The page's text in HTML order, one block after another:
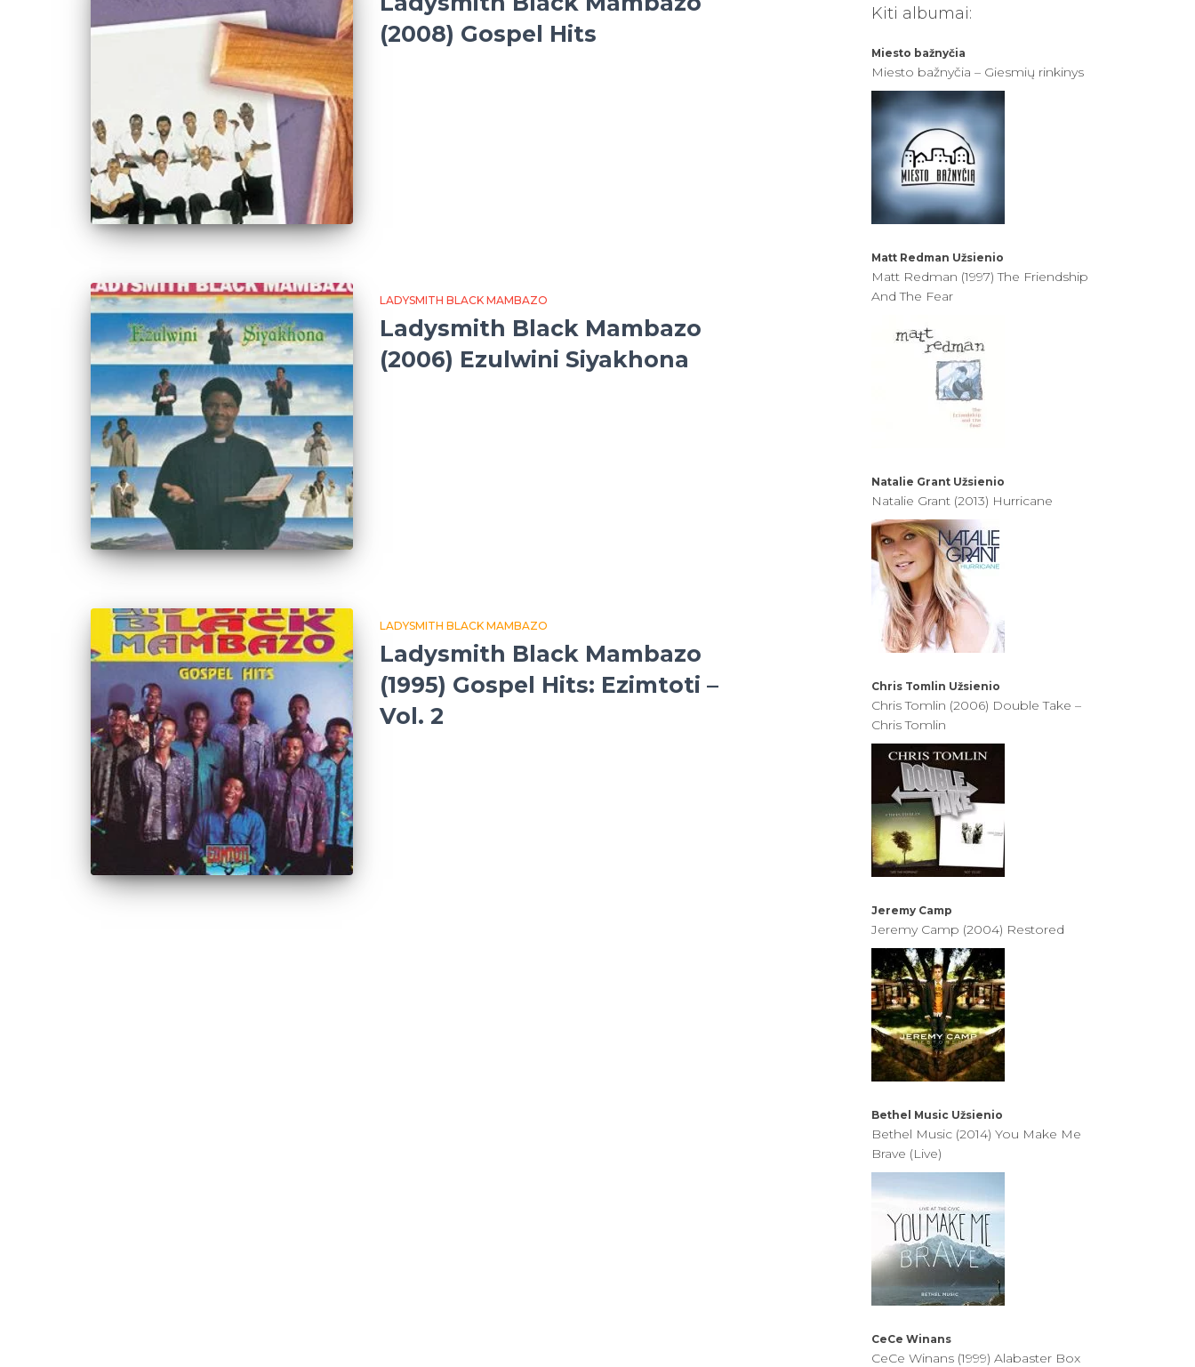
(2008) Gospel Hits
LADYSMITH BLACK MAMBAZO
Ladysmith Black Mambazo
(2006) Ezulwini Siyakhona
LADYSMITH BLACK MAMBAZO
Ladysmith Black Mambazo
(1995) Gospel Hits: Ezimtoti –
Vol. 2
Kiti albumai:
Miesto bažnyčia
Miesto bažnyčia – Giesmių rinkinys
Matt Redman Užsienio
Matt Redman (1997) The Friendship
And The Fear
Natalie Grant Užsienio
Natalie Grant (2013) Hurricane
Chris Tomlin Užsienio
Chris Tomlin (2006) Double Take –
Chris Tomlin
Jeremy Camp
Jeremy Camp (2004) Restored
Bethel Music Užsienio
Bethel Music (2014) You Make Me
Brave (Live)
CeCe Winans
CeCe Winans (1999) Alabaster Box